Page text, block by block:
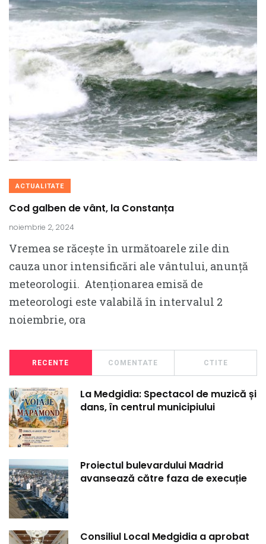
ACTUALITATE
Cod galben de vânt, la Constanța
noiembrie 2, 2024
Vremea se răcește în următoarele zile din
cauza unor intensificări ale vântului, anunță
meteorologii. Atenționarea emisă de
meteorologi este valabilă în intervalul 2
noiembrie, ora
RECENTE COMENTATE CTITE
La Medgidia: Spectacol de muzică și
dans, în centrul municipiului
Proiectul bulevardului Madrid
avansează către faza de execuție
Consiliul Local Medgidia a aprobat